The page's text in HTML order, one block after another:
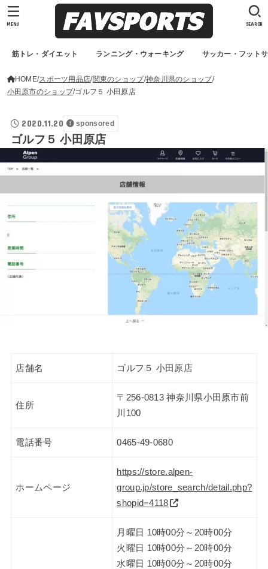
筋トレ・ダイエット ランニング・ウォーキング サッカー・フット
SEARCH
MENU
HOME スポーツ用品店 関東のショップ 神奈川県のショップ
小田原市のショップ ゴルフ５ 小田原店
2020.11.20 sponsored
ゴルフ５ 小田原店
店舗名 ゴルフ５ 小田原店
住所
〒256-0813 神奈川県小田原市前
川100
電話番号 0465-49-0680
ホームページ
https://store.alpen-
group.jp/store_search/detail.php?
shopid=4118
月曜日 10時00分～20時00分
火曜日 10時00分～20時00分
水曜日 10時00分～20時00分